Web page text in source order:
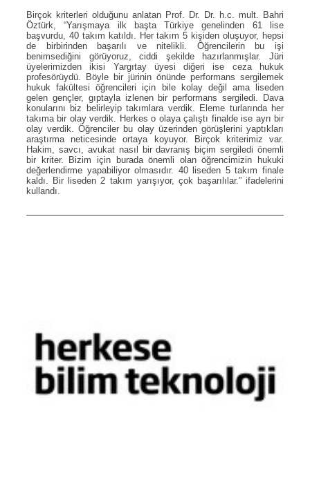
Birçok kriterleri olduğunu anlatan Prof. Dr. Dr. h.c. mult. Bahri
Öztürk, “Yarışmaya ilk başta Türkiye genelinden 61 lise
başvurdu, 40 takım katıldı. Her takım 5 kişiden oluşuyor, hepsi
de birbirinden başarılı ve nitelikli. Öğrencilerin bu işi
benimsediğini görüyoruz, ciddi şekilde hazırlanmışlar. Jüri
üyelerimizden ikisi Yargıtay üyesi diğeri ise ceza hukuk
profesörüydü. Böyle bir jürinin önünde performans sergilemek
hukuk fakültesi öğrencileri için bile kolay değil ama liseden
gelen gençler, gıptayla izlenen bir performans sergiledi. Dava
konularını biz belirleyip takımlara verdik. Eleme turlarında her
takıma bir olay verdik. Herkes o olaya çalıştı finalde ise ayrı bir
olay verdik. Öğrenciler bu olay üzerinden görüşlerini yaptıkları
araştırma neticesinde ortaya koyuyor. Birçok kriterimiz var.
Hakim, savcı, avukat nasıl bir davranış biçim sergiledi önemli
bir kriter. Bizim için burada önemli olan öğrencimizin hukuki
değerlendirme yapabiliyor olmasıdır. 40 liseden 5 takım finale
kaldı. Bir liseden 2 takım yarışıyor, çok başarılılar.” ifadelerini
kullandı.